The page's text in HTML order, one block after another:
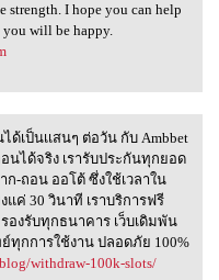
strength. I hope you can help
you will be happy.
ด้เป็นเเสนๆ ต่อวัน กับ Ambbet
นได้จริง เรารับประกันทุกยอด
ก-ถอน ออโต้ ซึ่งใช้เวลาใน
แค่ 30 วินาที เราบริการฟรี
องรับทุกธนาคาร เว็บเดิมพัน
ทุกการใช้งาน ปลอดภัย 100%
withdraw-100k-slots/